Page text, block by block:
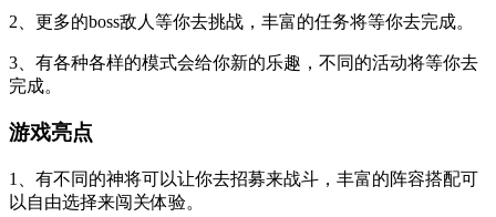
2、更多的boss敌人等你去挑战，丰富的任务将等你去完成。
3、有各种各样的模式会给你新的乐趣，不同的活动将等你去
完成。
游戏亮点
1、有不同的神将可以让你去招募来战斗，丰富的阵容搭配可
以自由选择来闯关体验。